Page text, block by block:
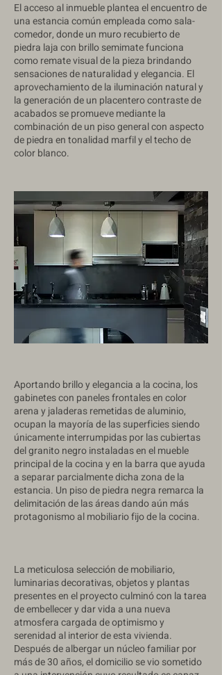
El acceso al inmueble plantea el encuentro de
una estancia común empleada como sala-
comedor, donde un muro recubierto de
piedra laja con brillo semimate funciona
como remate visual de la pieza brindando
sensaciones de naturalidad y elegancia. El
aprovechamiento de la iluminación natural y
la generación de un placentero contraste de
acabados se promueve mediante la
combinación de un piso general con aspecto
de piedra en tonalidad marfil y el techo de
color blanco.
Aportando brillo y elegancia a la cocina, los
gabinetes con paneles frontales en color
arena y jaladeras remetidas de aluminio,
ocupan la mayoría de las superficies siendo
únicamente interrumpidas por las cubiertas
del granito negro instaladas en el mueble
principal de la cocina y en la barra que ayuda
a separar parcialmente dicha zona de la
estancia. Un piso de piedra negra remarca la
delimitación de las áreas dando aún más
protagonismo al mobiliario fijo de la cocina.
La meticulosa selección de mobiliario,
luminarias decorativas, objetos y plantas
presentes en el proyecto culminó con la tarea
de embellecer y dar vida a una nueva
atmosfera cargada de optimismo y
serenidad al interior de esta vivienda.
Después de albergar un núcleo familiar por
más de 30 años, el domicilio se vio sometido